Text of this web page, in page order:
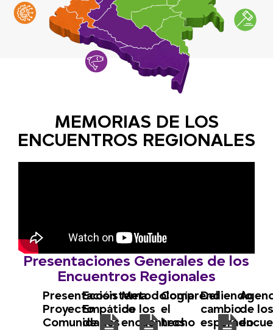
MEMORIAS DE LOS
ENCUENTROS REGIONALES
Presentaciones Generales de los
Encuentros Regionales
Presentación
Proyecto
Comunidades
Ecosistema
Empático
de
Metodología
de los
encuentros
Comprendiendo
el
hecho
Del
cambio
esperado
de